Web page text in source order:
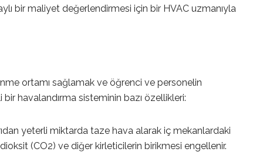
bir maliyet değerlendirmesi için bir HVAC uzmanıyla
ortamı sağlamak ve öğrenci ve personelin
havalandırma sisteminin bazı özellikleri:
yeterli miktarda taze hava alarak iç mekanlardaki
(CO2) ve diğer kirleticilerin birikmesi engellenir.